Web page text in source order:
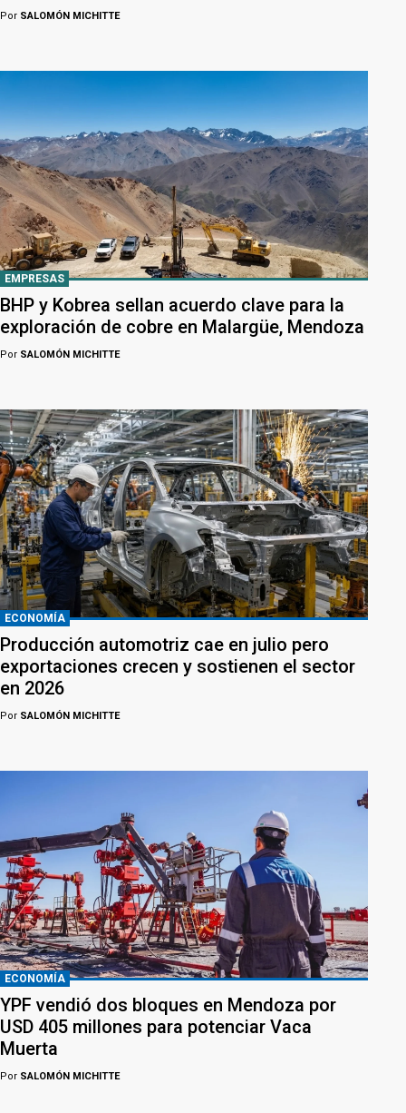
Por SALOMÓN MICHITTE
EMPRESAS
BHP y Kobrea sellan acuerdo clave para la
exploración de cobre en Malargüe, Mendoza
Por SALOMÓN MICHITTE
ECONOMÍA
Producción automotriz cae en julio pero
exportaciones crecen y sostienen el sector
en 2026
Por SALOMÓN MICHITTE
ECONOMÍA
YPF vendió dos bloques en Mendoza por
USD 405 millones para potenciar Vaca
Muerta
Por SALOMÓN MICHITTE